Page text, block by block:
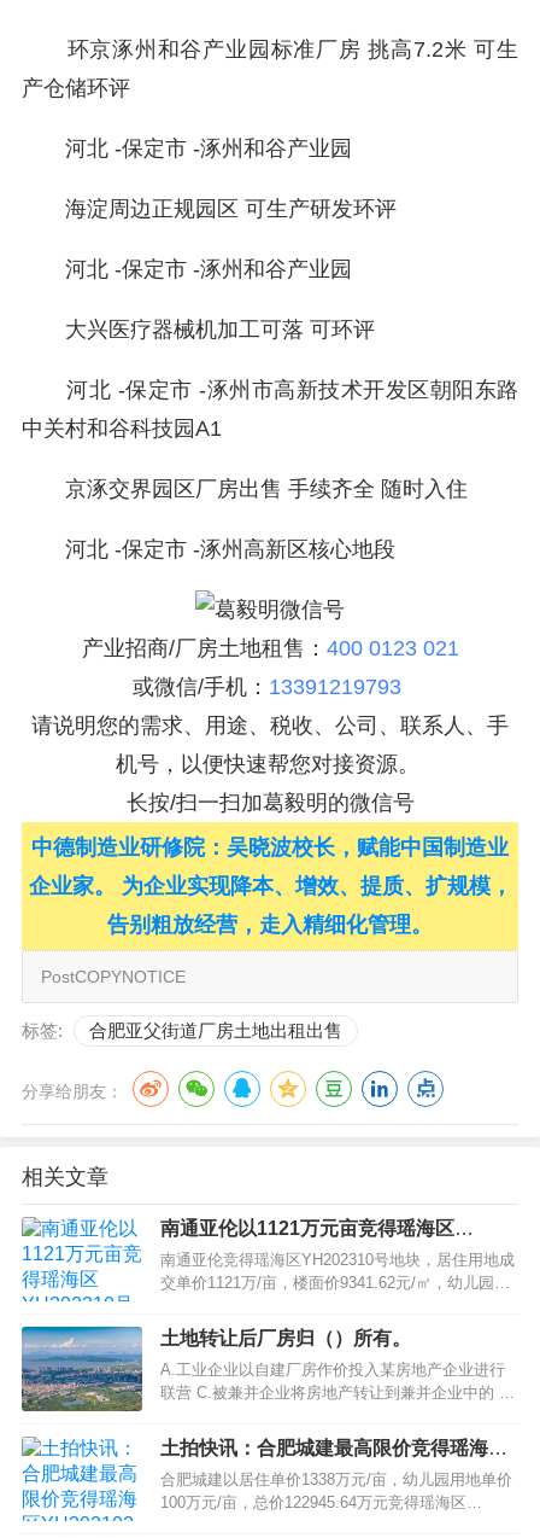
环京涿州和谷产业园标准厂房 挑高7.2米 可生
产仓储环评
河北 -保定市 -涿州和谷产业园
海淀周边正规园区 可生产研发环评
河北 -保定市 -涿州和谷产业园
大兴医疗器械机加工可落 可环评
河北 -保定市 -涿州市高新技术开发区朝阳东路
中关村和谷科技园A1
京涿交界园区厂房出售 手续齐全 随时入住
河北 -保定市 -涿州高新区核心地段
产业招商/厂房土地租售： 400 0123 021
或微信/手机： 13391219793
请说明您的需求、用途、税收、公司、联系人、手
机号，以便快速帮您对接资源。
长按/扫一扫加葛毅明的微信号
中德制造业研修院：吴晓波校长，赋能中国制造业
企业家。 为企业实现降本、增效、提质、扩规模，
告别粗放经营，走入精细化管理。
PostCOPYNOTICE
标签: 合肥亚父街道厂房土地出租出售
分享给朋友：
相关文章
南通亚伦以1121万元亩竞得瑶海区
YH202310号地块溢价率18%
南通亚伦竞得瑶海区YH202310号地块，居住用地成
交单价1121万/亩，楼面价9341.62元/㎡，幼儿园用
18.00%。 意向房企（5家）：安徽天阜、皖投、保
利、龙湖、意禾； 瑶海区YH202310号位于瑶海区
和平路与姑山路西北交口，面积70.72亩（居住
62.62亩；幼儿园8.1亩），规划居住，容积…
土地转让后厂房归（）所有。
A.工业企业以自建厂房作价投入某房地产企业进行
联营 C.被兼并企业将房地产转让到兼并企业中的 D.
且产权属于全体业主 A.政府承担大部分技术所需的
资金，企业组织人才，技术创新成果归政府所有 B.
政府和企业组建共担风险的技术经济组织…
土拍快讯：合肥城建最高限价竞得瑶海区
YH202102号地块自持租赁住房43600㎡
合肥城建以居住单价1338万元/亩，幼儿园用地单价
100万元/亩，总价122945.64万元竞得瑶海区